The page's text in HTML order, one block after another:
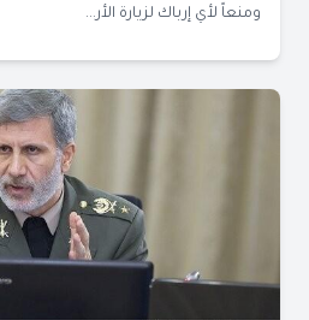
ومنعاً لأي إرباك لزيارة الأر...